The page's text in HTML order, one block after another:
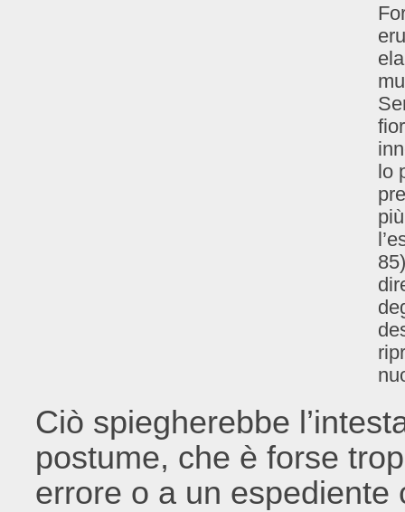
lo
Ciò spiegherebbe
postume, che è forse
errore o a un